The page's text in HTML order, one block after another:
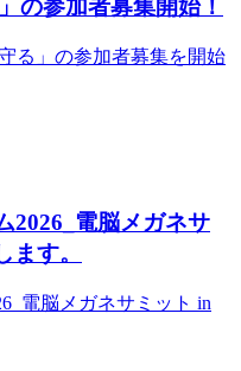
の参加者募集開始！
る」の参加者募集を開始
2026_電脳メガネサ
ます。
電脳メガネサミット in